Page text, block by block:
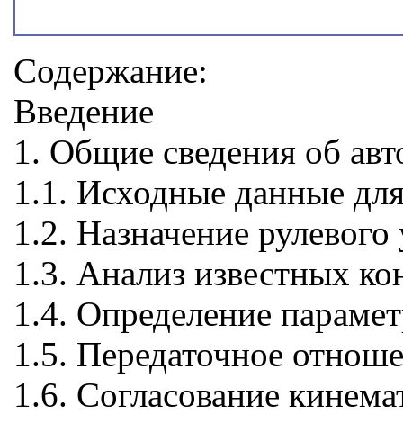
Содержание:
Введение
1. Общие сведения об
1.1. Исходные данные
1.2. Назначение
1.3. Анализ известных
1.4. Определение
1.5. Передаточное
1.6. Согласование